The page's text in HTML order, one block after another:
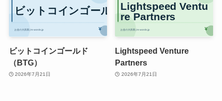
ビットコインゴールド
（BTG）
2026年7月21日
Lightspeed Venture
Partners
2026年7月21日